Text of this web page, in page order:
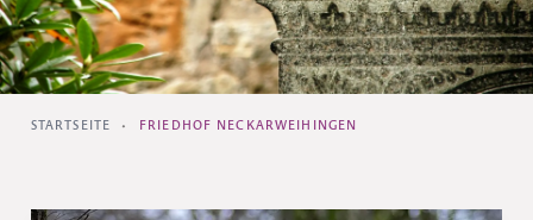
STARTSEITE • FRIEDHOF NECKARWEIHINGEN